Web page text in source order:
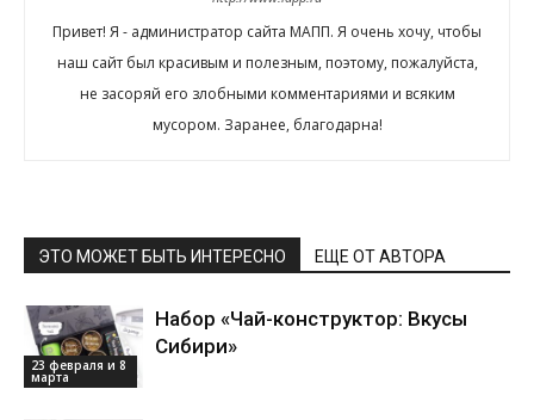
Привет! Я - администратор сайта МАПП. Я очень хочу, чтобы
наш сайт был красивым и полезным, поэтому, пожалуйста,
не засоряй его злобными комментариями и всяким
мусором. Заранее, благодарна!
ЭТО МОЖЕТ БЫТЬ ИНТЕРЕСНО ЕЩЕ ОТ АВТОРА
23 февраля и 8
марта
Набор «Чай-конструктор: Вкусы
Сибири»